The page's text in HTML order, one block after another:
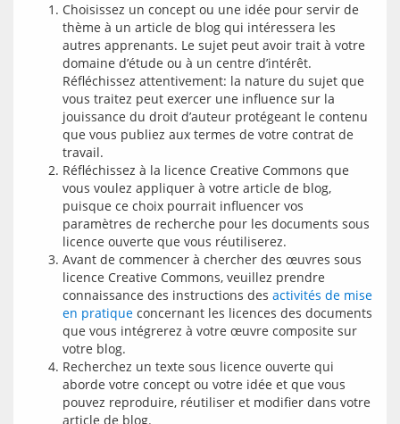
Choisissez un concept ou une idée pour servir de
thème à un article de blog qui intéressera les
autres apprenants. Le sujet peut avoir trait à votre
domaine d’étude ou à un centre d’intérêt.
Réfléchissez attentivement: la nature du sujet que
vous traitez peut exercer une influence sur la
jouissance du droit d’auteur protégeant le contenu
que vous publiez aux termes de votre contrat de
travail.
Réfléchissez à la licence Creative Commons que
vous voulez appliquer à votre article de blog,
puisque ce choix pourrait influencer vos
paramètres de recherche pour les documents sous
licence ouverte que vous réutiliserez.
Avant de commencer à chercher des œuvres sous
licence Creative Commons, veuillez prendre
connaissance des instructions des activités de mise
en pratique concernant les licences des documents
que vous intégrerez à votre œuvre composite sur
votre blog.
Recherchez un texte sous licence ouverte qui
aborde votre concept ou votre idée et que vous
pouvez reproduire, réutiliser et modifier dans votre
article de blog.